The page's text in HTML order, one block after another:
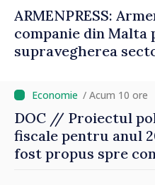
ARMENPRESS:
companie din Malta
supravegherea
/ Acum 10 ore
DOC // Proiectul
fiscale pentru anul
fost propus spre